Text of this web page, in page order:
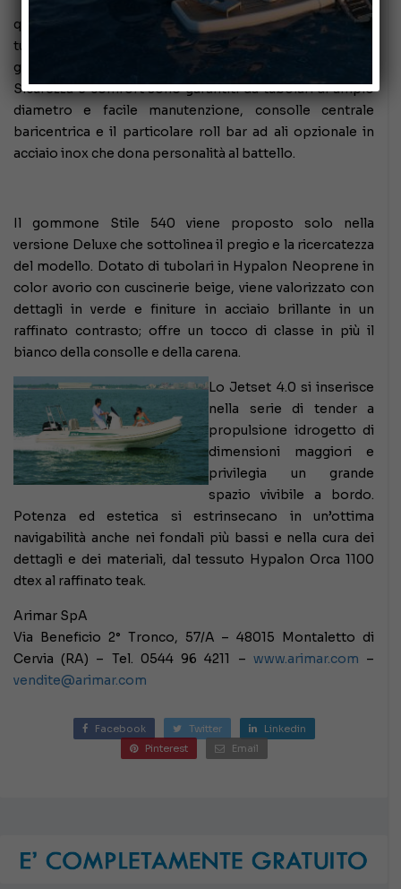
quelli ormai tipici dei prodotti Arimar: il bianco di
tubolari, consolle e carena, il beige delle cuscinerie, il
grigio dei dettagli e l’acciaio brillante delle finiture.
Sicurezza è comfort sono garantiti da tubolari di ampio
diametro e facile manutenzione, consolle centrale
baricentrica e il particolare roll bar ad ali opzionale in
acciaio inox che dona personalità al battello.
Il gommone Stile 540 viene proposto solo nella
versione Deluxe che sottolinea il pregio e la ricercatezza
del modello. Dotato di tubolari in Hypalon Neoprene in
color avorio con cuscinerie beige, viene valorizzato con
dettagli in verde e finiture in acciaio brillante in un
raffinato contrasto; offre un tocco di classe in più il
bianco della consolle e della carena.
Lo Jetset 4.0 si inserisce
nella serie di tender a
propulsione idrogetto di
dimensioni maggiori e
privilegia un grande
spazio vivibile a bordo.
Potenza ed estetica si estrinsecano in un’ottima
navigabilità anche nei fondali più bassi e nella cura dei
dettagli e dei materiali, dal tessuto Hypalon Orca 1100
dtex al raffinato teak.
Arimar SpA
Via Beneficio 2° Tronco, 57/A – 48015 Montaletto di
Cervia (RA) – Tel. 0544 96 4211 – www.arimar.com –
vendite@arimar.com
Facebook Twitter
Linkedin
Pinterest
Email